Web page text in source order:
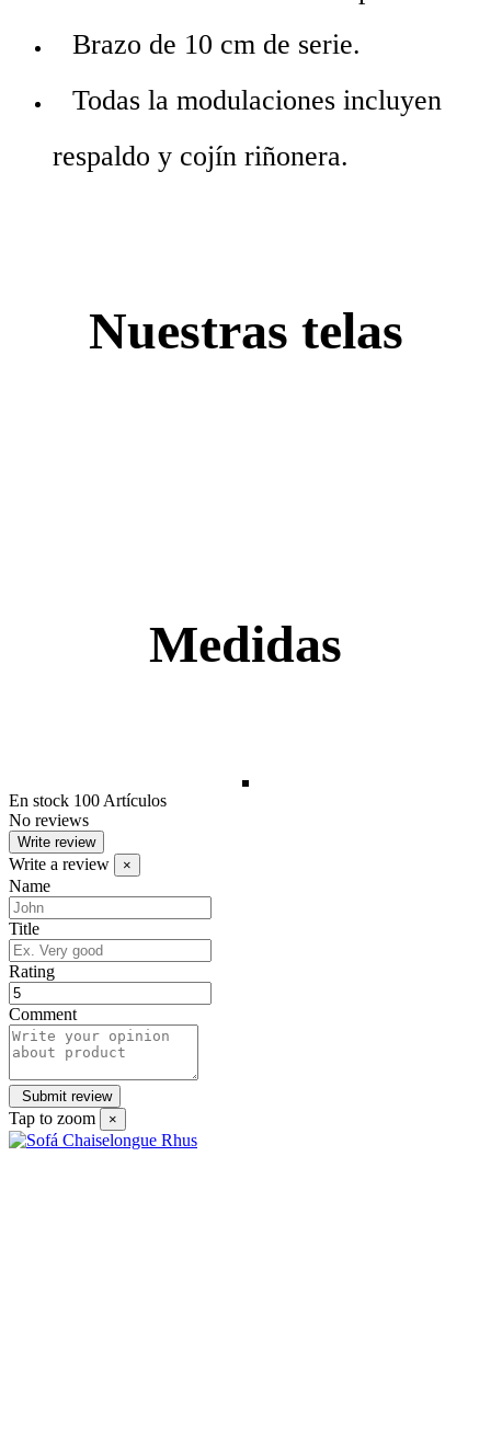
Brazo de 10 cm de serie.
Todas la modulaciones incluyen
respaldo y cojín riñonera.
Nuestras telas
Medidas
En stock 100 Artículos
No reviews
Write review
Write a review ×
Name
Title
Rating
Comment
Tap to zoom ×